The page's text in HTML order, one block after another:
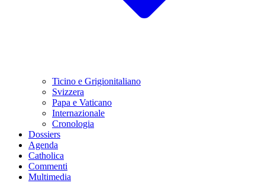
Ticino e Grigionitaliano
Svizzera
Papa e Vaticano
Internazionale
Cronologia
Dossiers
Agenda
Catholica
Commenti
Multimedia